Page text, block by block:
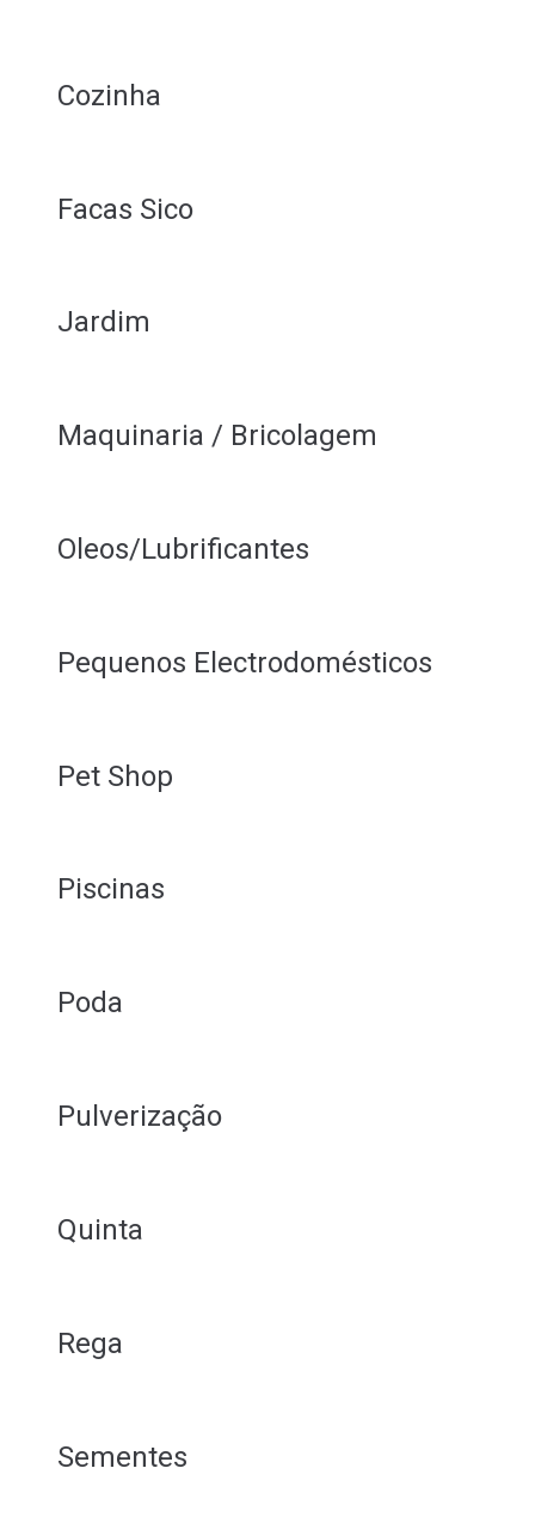
Cozinha
Facas Sico
Jardim
Maquinaria / Bricolagem
Oleos/Lubrificantes
Pequenos Electrodomésticos
Pet Shop
Piscinas
Poda
Pulverização
Quinta
Rega
Sementes